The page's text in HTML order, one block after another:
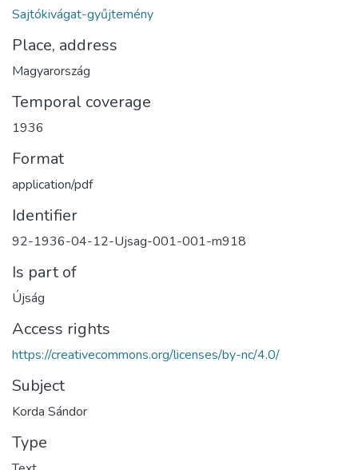
Sajtókivágat-gyűjtemény
Place, address
Magyarország
Temporal coverage
1936
Format
application/pdf
Identifier
92-1936-04-12-Ujsag-001-001-m918
Is part of
Újság
Access rights
https://creativecommons.org/licenses/by-nc/4.0/
Subject
Korda Sándor
Type